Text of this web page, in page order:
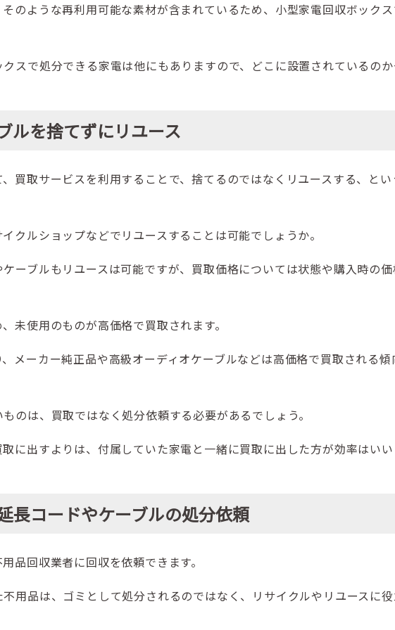
のような再利用可能な素材が含まれているため、小型家電回収ボック
スで処分できる家電は他にもありますので、どこに設置されているの
ルを捨てずにリユース
買取サービスを利用することで、捨てるのではなくリユースする、とい
クルショップなどでリユースすることは可能でしょうか。
ーブルもリユースは可能ですが、買取価格については状態や購入時の
未使用のものが高価格で買取されます。
メーカー純正品や高級オーディオケーブルなどは高価格で買取される傾
のは、買取ではなく処分依頼する必要があるでしょう。
に出すよりは、付属していた家電と一緒に買取に出した方が効率はいい
長コードやケーブルの処分依頼
品回収業者に回収を依頼できます。
用品は、ゴミとして処分されるのではなく、リサイクルやリユースに